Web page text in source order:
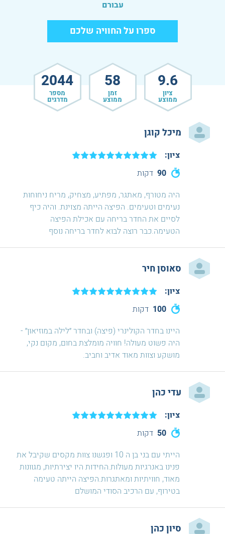
עבורם
ספרו על החוויה שלכם
מיכל קוגן
90 דקות
ציון:
היה מטורף, מאתגר, מפתיע, מצחיק, מריח ניחוחות
נעימים וטעימים. הפיצה הייתה מצוינת. והיה כיף
לסיים את החדר בריחה עם אכילת הפיצה
הטעימה.כבר רוצה לבוא לחדר בריחה נוסף
סאוסן חיר
100 דקות
ציון:
היינו בחדר הקולינרי (פיצה) ובחדר ״לילה במוזיאון״ -
היה פשוט מעולה! חוויה מומלצת בחום, מקום נקי,
מושקע וצוות מאוד אדיב וחביב.
עדי כהן
50 דקות
ציון:
הייתי עם בני בן ה 10 ופגשנו צוות מקסים שקיבל את
פנינו באנרגיות מעולות.החידות היו יצירתיות, מגוונות
מאוד, חוויתיות ומאתגרות.הפיצה הייתה טעימה
בטירוף, עם הרכיב הסודי המושלם
סיון כהן
9.6
ציון
ממוצע
58
זמן
ממוצע
2044
מספר
מדרגים